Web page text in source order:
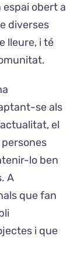
obert a
diverses
lleure, i té
se als
el
lo ben
A
que fan
i que